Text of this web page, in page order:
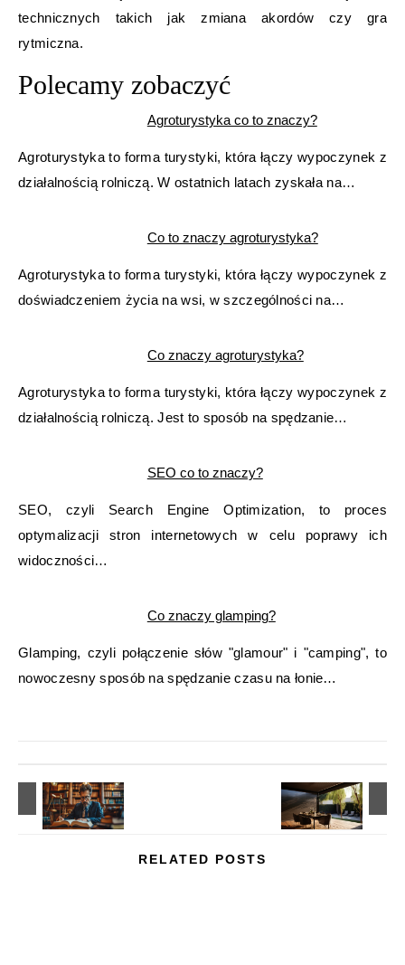
technicznych takich jak zmiana akordów czy gra
rytmiczna.
Polecamy zobaczyć
Agroturystyka co to znaczy?
Agroturystyka to forma turystyki, która łączy wypoczynek z
działalnością rolniczą. W ostatnich latach zyskała na…
Co to znaczy agroturystyka?
Agroturystyka to forma turystyki, która łączy wypoczynek z
doświadczeniem życia na wsi, w szczególności na…
Co znaczy agroturystyka?
Agroturystyka to forma turystyki, która łączy wypoczynek z
działalnością rolniczą. Jest to sposób na spędzanie…
SEO co to znaczy?
SEO, czyli Search Engine Optimization, to proces
optymalizacji stron internetowych w celu poprawy ich
widoczności…
Co znaczy glamping?
Glamping, czyli połączenie słów "glamour" i "camping", to
nowoczesny sposób na spędzanie czasu na łonie…
RELATED POSTS